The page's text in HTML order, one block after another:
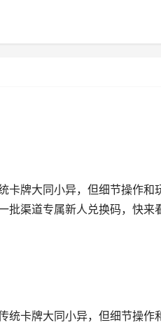
卡牌大同小异，但细节操作和
批渠道专属新人兑换码，快来
卡牌大同小异，但细节操作